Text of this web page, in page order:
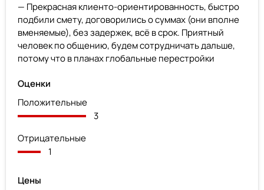
— Прекрасная клиенто-ориентированность, быстро
подбили смету, договорились о суммах (они вполне
вменяемые), без задержек, всё в срок. Приятный
человек по общению, будем сотрудничать дальше,
потому что в планах глобальные перестройки
Оценки
Положительные
3
Отрицательные
1
Цены